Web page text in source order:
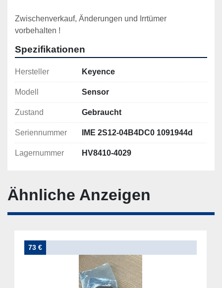
Zwischenverkauf, Änderungen und Irrtümer
vorbehalten !
Spezifikationen
Hersteller Keyence
Modell Sensor
Zustand Gebraucht
Seriennummer IME 2S12-04B4DC0 1091944d
Lagernummer HV8410-4029
Ähnliche Anzeigen
73 €